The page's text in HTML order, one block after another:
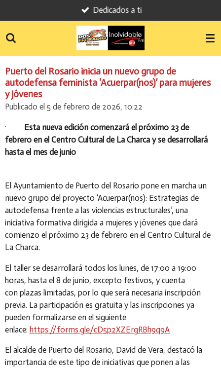
al
contenido
Dedicados a ti
Puerto del Rosario inicia un nuevo grupo de
autodefensa feminista ‘Acuerpar(nos)’ para mujeres
y jóvenes
Publicado el 5 de febrero de 2026, 10:22
· Esta nueva edición comenzará el próximo 23 de
febrero en el Centro Cultural de La Charca y se desarrollará
hasta el mes de junio
El Ayuntamiento de Puerto del Rosario pone en marcha un
nuevo grupo del proyecto ‘Acuerpar(nos): Estrategias de
autodefensa frente a las violencias estructurales’, una
iniciativa formativa dirigida a mujeres y jóvenes que dará
comienzo el próximo 23 de febrero en el Centro Cultural de
La Charca.
El taller se desarrollará todos los lunes, de 17:00 a 19:00
horas, hasta el 8 de junio, excepto festivos, y cuenta
con plazas limitadas, por lo que será necesaria inscripción
previa. La participación es gratuita y las inscripciones ya
pueden formalizarse en el siguiente
enlace: https://forms.gle/cD5p2XZErgRBh9q9A
El alcalde de Puerto del Rosario, David de Vera, destacó la
importancia de este tipo de iniciativas que ponen a las